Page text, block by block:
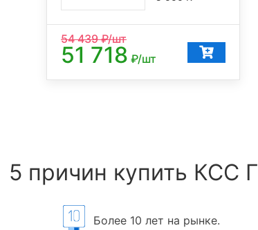
54 439₽/шт
51 718 ₽/шт
5 причин купить КСС
Более 10 лет на рынке.